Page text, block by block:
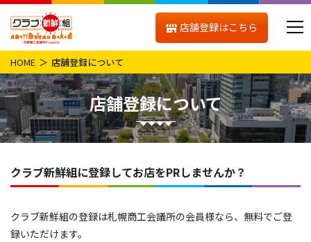
店舗登録はこちら
HOME 店舗登録について
店舗登録について
クラブ新鮮組に登録してお店をPRしませんか？
クラブ新鮮組の登録は札幌商工会議所の会員様なら、無料でご登
録いただけます。